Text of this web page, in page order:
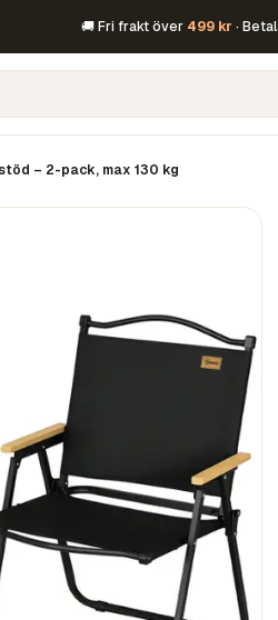
🚚 Fri frakt över 499 kr ·
– 2-pack, max 130 kg